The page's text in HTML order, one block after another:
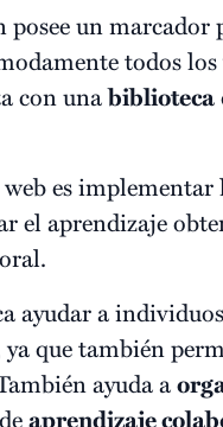
un marcador
todos
con unabiblioteca
es
el aprendizaje
ayudar a
ya que también
ayuda a
aprendizaje